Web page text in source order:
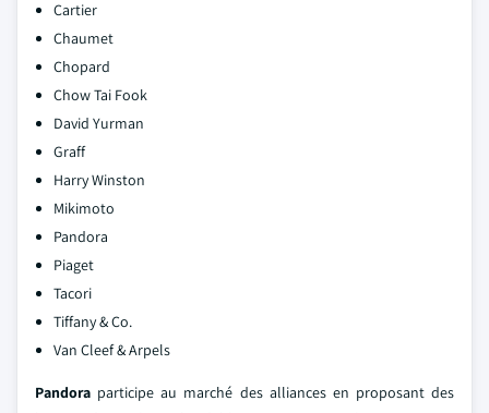
Cartier
Chaumet
Chopard
Chow Tai Fook
David Yurman
Graff
Harry Winston
Mikimoto
Pandora
Piaget
Tacori
Tiffany & Co.
Van Cleef & Arpels
Pandora participe au marché des alliances en proposant des